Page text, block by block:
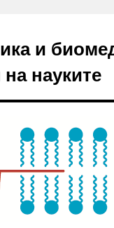
и
науките